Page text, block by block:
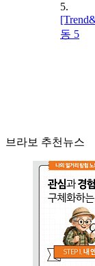
5.
동 5
브라보 추천뉴스